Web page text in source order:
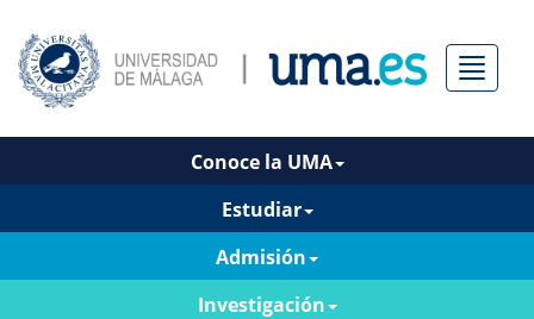
Menú
Conoce la UMA
Estudiar
Admisión
Investigación